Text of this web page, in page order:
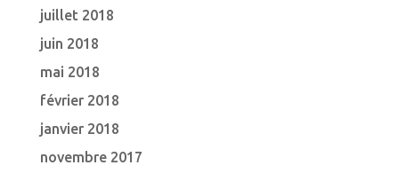
juillet 2018
juin 2018
mai 2018
février 2018
janvier 2018
novembre 2017